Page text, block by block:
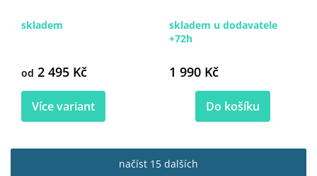
skladem
od 2 495 Kč
Více variant
skladem u dodavatele
+72h
1 990 Kč
Do košíku
načíst 15 dalších